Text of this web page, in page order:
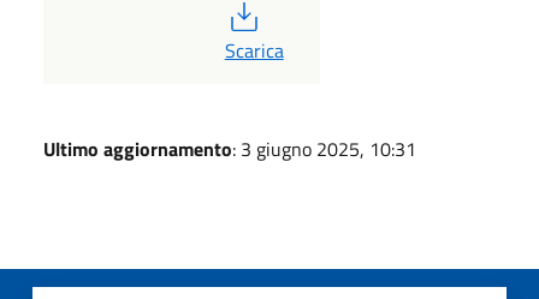
PDF
Scarica
Ultimo aggiornamento: 3 giugno 2025, 10:31